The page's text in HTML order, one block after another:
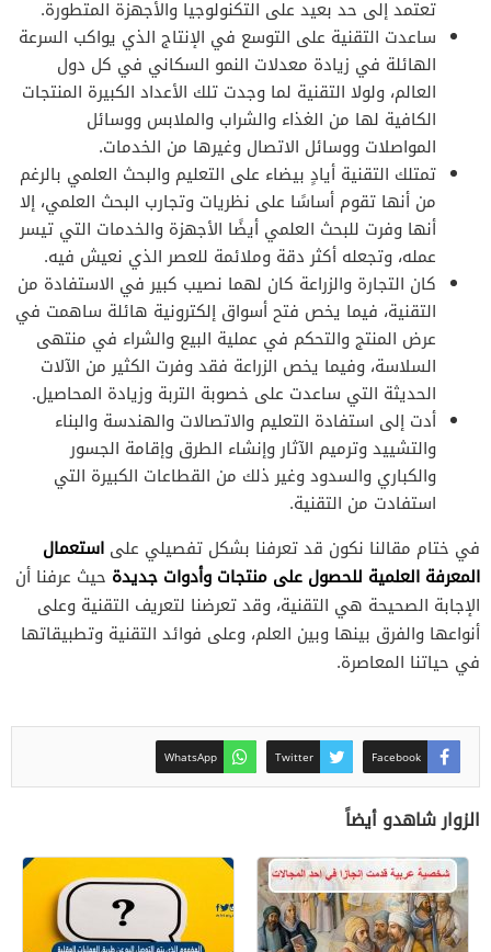
تعتمد إلى حد بعيد على التكنولوجيا والأجهزة المتطورة.
ساعدت التقنية على التوسع في الإنتاج الذي يواكب السرعة
الهائلة في زيادة معدلات النمو السكاني في كل دول
العالم، ولولا التقنية لما وجدت تلك الأعداد الكبيرة المنتجات
الكافية لها من الغذاء والشراب والملابس ووسائل
المواصلات ووسائل الاتصال وغيرها من الخدمات.
تمتلك التقنية أيادٍ بيضاء على التعليم والبحث العلمي بالرغم
من أنها تقوم أساسًا على نظريات وتجارب البحث العلمي، إلا
أنها وفرت للبحث العلمي أيضًا الأجهزة والخدمات التي تيسر
عمله، وتجعله أكثر دقة وملائمة للعصر الذي نعيش فيه.
كان التجارة والزراعة كان لهما نصيب كبير في الاستفادة من
التقنية، فيما يخص فتح أسواق إلكترونية هائلة ساهمت في
عرض المنتج والتحكم في عملية البيع والشراء في منتهى
السلاسة، وفيما يخص الزراعة فقد وفرت الكثير من الآلات
الحديثة التي ساعدت على خصوبة التربة وزيادة المحاصيل.
أدت إلى استفادة التعليم والاتصالات والهندسة والبناء
والتشييد وترميم الآثار وإنشاء الطرق وإقامة الجسور
والكباري والسدود وغير ذلك من القطاعات الكبيرة التي
استفادت من التقنية.
في ختام مقالنا نكون قد تعرفنا بشكل تفصيلي على استعمال
المعرفة العلمية للحصول على منتجات وأدوات جديدة حيث عرفنا أن
الإجابة الصحيحة هي التقنية، وقد تعرضنا لتعريف التقنية وعلى
أنواعها والفرق بينها وبين العلم، وعلى فوائد التقنية وتطبيقاتها
في حياتنا المعاصرة.
Facebook
Twitter
WhatsApp
الزوار شاهدو أيضاً